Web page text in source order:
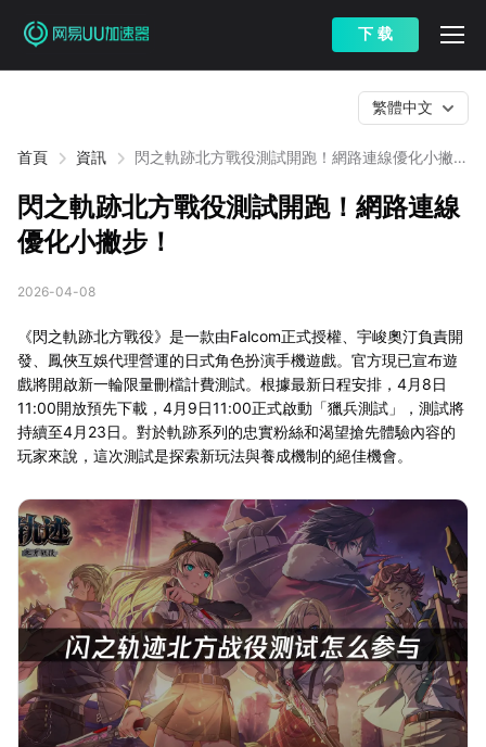
下 载
首頁 資訊
閃之軌跡北方戰役測試開跑！網路連線優化小撇
繁體中文
閃之軌跡北方戰役測試開跑！網路連線
優化小撇步！
2026-04-08
《閃之軌跡北方戰役》是一款由Falcom正式授權、宇峻奧汀負責開
發、鳳俠互娛代理營運的日式角色扮演手機遊戲。官方現已宣布遊
戲將開啟新一輪限量刪檔計費測試。根據最新日程安排，4月8日
11:00開放預先下載，4月9日11:00正式啟動「獵兵測試」，測試將
持續至4月23日。對於軌跡系列的忠實粉絲和渴望搶先體驗內容的
玩家來說，這次測試是探索新玩法與養成機制的絕佳機會。